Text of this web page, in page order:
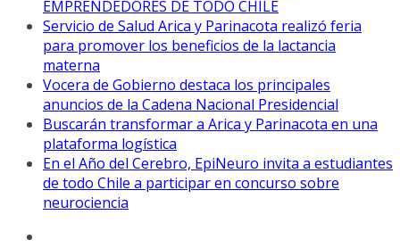
EMPRENDEDORES DE TODO CHILE
Servicio de Salud Arica y Parinacota realizó feria
para promover los beneficios de la lactancia
materna
Vocera de Gobierno destaca los principales
anuncios de la Cadena Nacional Presidencial
Buscarán transformar a Arica y Parinacota en una
plataforma logística
En el Año del Cerebro, EpiNeuro invita a estudiantes
de todo Chile a participar en concurso sobre
neurociencia